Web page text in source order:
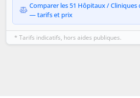
Comparer les 51 Hôpitaux / Cliniques
— tarifs et prix
* Tarifs indicatifs, hors aides publiques.